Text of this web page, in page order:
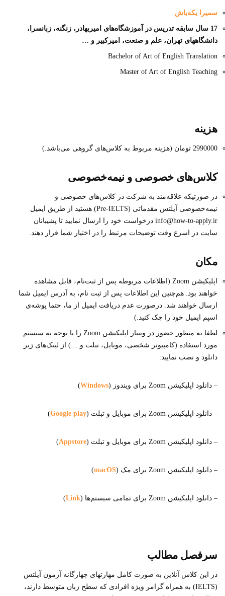
سمیرا یکه‌باش
17 سال سابقه تدریس در آموزشگاه‌های امیربهادر، زنگنه، زبانسرا،
دانشگاههای تهران، علم و صنعت، امیرکبیر و …
Bachelor of Art of English Translation
Master of Art of English Teaching
هزینه
2990000 تومان (هزینه مربوط به کلاس‌های گروهی می‌باشد.)
کلاس‌های خصوصی و نیمه‌خصوصی
در صورتیکه علاقه‌مند به شرکت در کلاس‌های خصوصی و
نیمه‌خصوصی آیلتس مقدماتی (Pre-IELTS) هستید از طریق ایمیل
info@how-to-apply.ir درخواست خود را ارسال نمایید تا پشیبانان
سایت در اسرع وقت توضیحات مرتبط را در اختیار شما قرار دهند.
مکان
اپلیکیشن Zoom (اطلاعات مربوطه پس از ثبت‌نام، قابل مشاهده
خواهند بود. هم‌چنین این اطلاعات پس از ثبت نام، به آدرس ایمیل شما
ارسال خواهند شد. درصورت عدم دریافت ایمیل از ما، حتما پوشه‌ی
اسپم ایمیل خود را چک کنید.)
لطفا به منظور حضور در وبینار اپلیکیشن Zoom را با توجه به سیستم
مورد استفاده (کامپیوتر شخصی، موبایل، تبلت و …) از لینک‌های زیر
دانلود و نصب نمایید:
– دانلود اپلیکیشن Zoom برای ویندوز ( Windows
)
– دانلود اپلیکیشن Zoom برای موبایل و تبلت ( Google play
)
– دانلود اپلیکیشن Zoom برای موبایل و تبلت ( Appstore
)
– دانلود اپلیکیشن Zoom برای مک ( macOS
)
– دانلود اپلیکیشن Zoom برای تمامی سیستم‌ها ( Link
)
سرفصل مطالب
در این کلاس آنلاین به صورت کامل مهارتهای چهارگانه آزمون آیلتس
(IELTS) به همراه گرامر ویژه افرادی که سطح زبان متوسط دارند،